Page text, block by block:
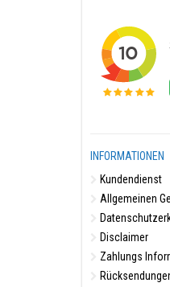
INFORMATIONEN
Kundendienst
Allgemeinen
Disclaimer
Zahlungs